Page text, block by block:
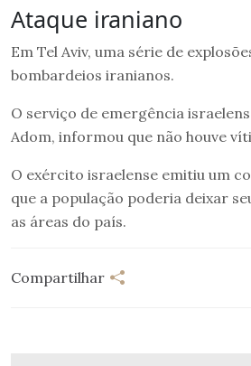
Ataque iraniano
Em Tel Aviv, uma série de
bombardeios iranianos.
O serviço de emergência
Adom, informou que não houve
O exército israelense emitiu um
que a população poderia deixar
as áreas do país.
Compartilhar